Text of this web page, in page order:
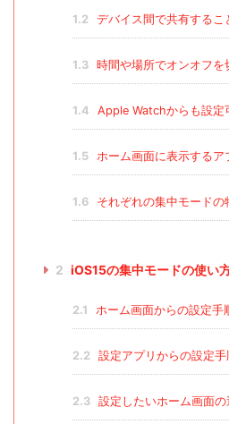
1.2 デバイス間で共有するこ
1.3 時間や場所でオンオフ
1.4 Apple Watchからも設定
1.5 ホーム画面に表示する
1.6 それぞれの集中モードの
2 iOS15の集中モードの使い
2.1 ホーム画面からの設定手
2.2 設定アプリからの設定手
2.3 設定したいホーム画面の